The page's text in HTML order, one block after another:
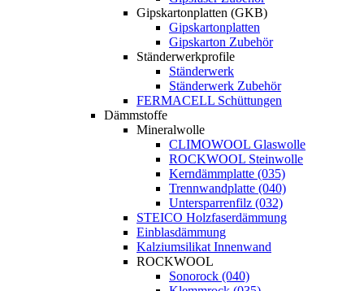
Gipskartonplatten (GKB)
Gipskartonplatten
Gipskarton Zubehör
Ständerwerkprofile
Ständerwerk
Ständerwerk Zubehör
FERMACELL Schüttungen
Dämmstoffe
Mineralwolle
CLIMOWOOL Glaswolle
ROCKWOOL Steinwolle
Kerndämmplatte (035)
Trennwandplatte (040)
Untersparrenfilz (032)
STEICO Holzfaserdämmung
Einblasdämmung
Kalziumsilikat Innenwand
ROCKWOOL
Sonorock (040)